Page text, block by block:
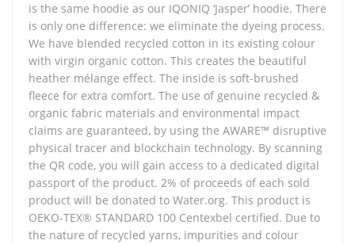
is the same hoodie as our IQONIQ ‘Jasper’ hoodie. There
is only one difference: we eliminate the dyeing process.
We have blended recycled cotton in its existing colour
with virgin organic cotton. This creates the beautiful
heather mélange effect. The inside is soft-brushed
fleece for extra comfort. The use of genuine recycled &
organic fabric materials and environmental impact
claims are guaranteed, by using the AWARE™ disruptive
physical tracer and blockchain technology. By scanning
the QR code, you will gain access to a dedicated digital
passport of the product. 2% of proceeds of each sold
product will be donated to Water.org. This product is
OEKO-TEX® STANDARD 100 Centexbel certified. Due to
the nature of recycled yarns, impurities and colour